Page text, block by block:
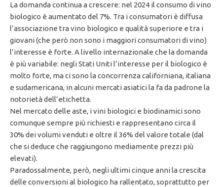
La domanda continua a crescere: nel 2024 il consumo di vino
biologico è aumentato del 7%. Tra i consumatori è diffusa
l’associazione tra vino biologico e qualità superiore e tra i
giovani (che però non sono i maggiori consumatori di vino)
l’interesse è forte. A livello internazionale che la domanda
è più variabile: negli Stati Uniti l’interesse per il biologico è
molto forte, ma ci sono la concorrenza californiana, italiana
e sudamericana, in alcuni mercati asiatici la fa da padrone la
notorietà dell’etichetta.
Nel mercato delle aste, i vini biologici e biodinamici sono
comunque sempre più richiesti e rappresentano circa il
30% dei volumi venduti e oltre il 36% del valore totale (dal
che si deduce che raggiungono mediamente prezzi più
elevati).
Paradossalmente, però, negli ultimi cinque anni la crescita
delle conversioni al biologico ha rallentato, soprattutto per